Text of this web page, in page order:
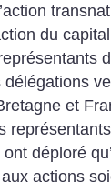
du
et
déploré
actions